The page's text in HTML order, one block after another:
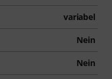
variabel
Nein
Nein